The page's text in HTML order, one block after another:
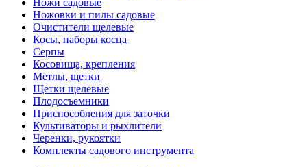
Ножи садовые
Ножовки и пилы садовые
Очистители щелевые
Косы, наборы косца
Серпы
Косовища, крепления
Метлы, щетки
Щетки щелевые
Плодосъемники
Приспособления для заточки
Культиваторы и рыхлители
Черенки, рукоятки
Комплекты садового инструмента